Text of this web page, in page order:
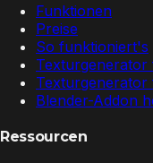
Funktionen
Preise
So funktioniert's
Texturgenerator
Blender-Addon
Ressourcen